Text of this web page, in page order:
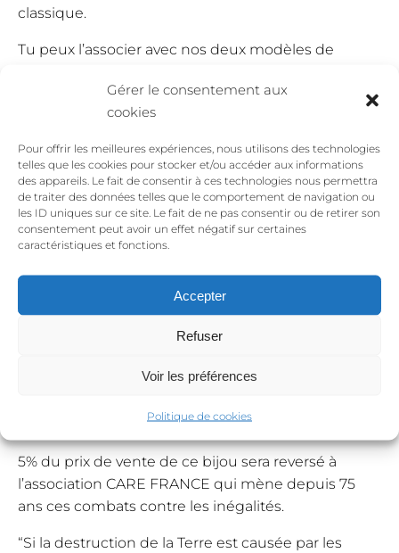
Gérer le consentement aux
cookies
Pour offrir les meilleures expériences, nous utilisons des technologies
telles que les cookies pour stocker et/ou accéder aux informations
des appareils. Le fait de consentir à ces technologies nous permettra
de traiter des données telles que le comportement de navigation ou
les ID uniques sur ce site. Le fait de ne pas consentir ou de retirer son
consentement peut avoir un effet négatif sur certaines
caractéristiques et fonctions.
Accepter
Refuser
Voir les préférences
Politique de cookies
classique.
Tu peux l’associer avec nos deux modèles de
rose de la même collection “Célébrer avec des
fleurs” pour un ensemble chic !
Faites un achat solidaire
Les bijoux La Jungle sont inspirés de la nature et
de la femme, et invitent à se libérer des complexes,
à prendre sa place, et à d’agir ensemble pour ceux
qui en ont le plus besoin.
En achetant ce bijou tu soutiens la création
artisanale ainsi qu’un métier de passion mais tu
réchauffement climatique, le droit des femmes
guerre en Ukraine.
5% du prix de vente de ce bijou sera reversé à
l’association CARE FRANCE qui mène depuis 75
ans ces combats contre les inégalités.
“Si la destruction de la Terre est causée par les